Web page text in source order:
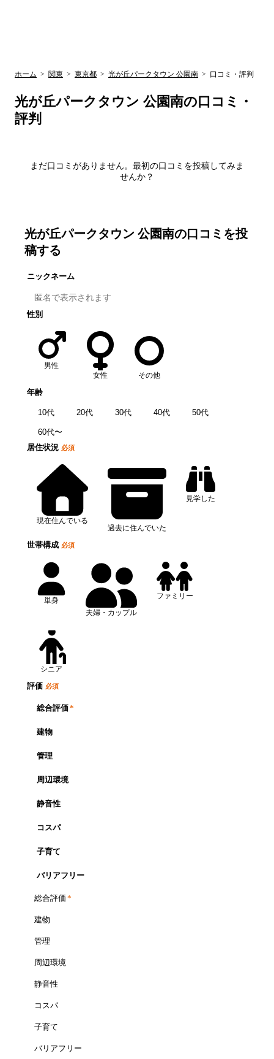
ホーム > 関東 > 東京都 > 光が丘パークタウン 公園南 > 口コミ・評判
光が丘パークタウン 公園南の口コミ・
評判
まだ口コミがありません。最初の口コミを投稿してみま
せんか？
光が丘パークタウン 公園南の口コミを投
稿する
ニックネーム
性別
男性
女性
その他
年齢
10代 20代 30代 40代 50代
60代〜
居住状況 必須
現在住んでいる
過去に住んでいた
見学した
世帯構成 必須
単身
夫婦・カップル
ファミリー
シニア
評価 必須
総合評価*
建物
管理
周辺環境
静音性
コスパ
子育て
バリアフリー
総合評価 *
建物
管理
周辺環境
静音性
コスパ
子育て
バリアフリー